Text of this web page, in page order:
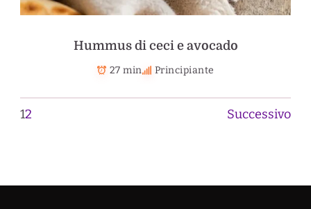
Hummus di ceci e avocado
27 min Principiante
12 Successivo